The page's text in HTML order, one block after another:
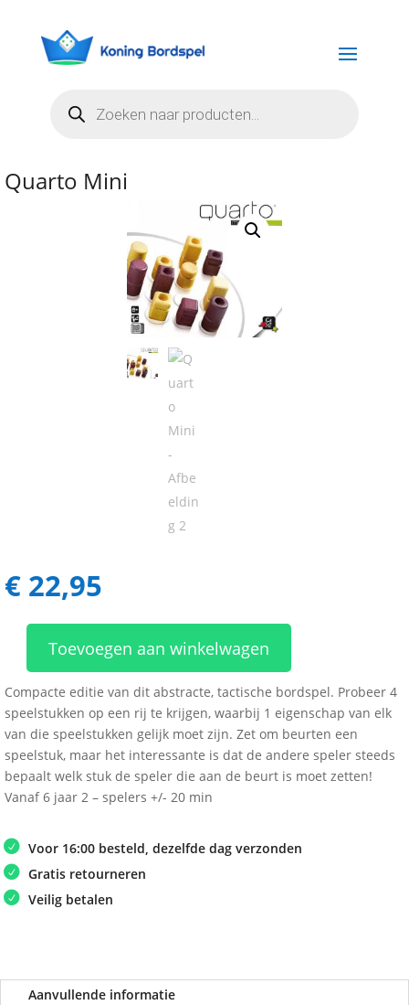
zoeken
Quarto Mini
€ 22,95
aantal
Toevoegen aan winkelwagen
Compacte editie van dit abstracte, tactische bordspel. Probeer 4
speelstukken op een rij te krijgen, waarbij 1 eigenschap van elk
van die speelstukken gelijk moet zijn. Zet om beurten een
speelstuk, maar het interessante is dat de andere speler steeds
bepaalt welk stuk de speler die aan de beurt is moet zetten!
Vanaf 6 jaar 2 – spelers +/- 20 min
Voor 16:00 besteld, dezelfde dag verzonden
Gratis retourneren
Veilig betalen
Aanvullende informatie